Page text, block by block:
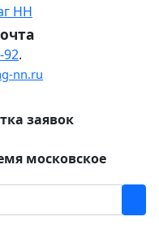
92.
nn.ru
заявок
московское